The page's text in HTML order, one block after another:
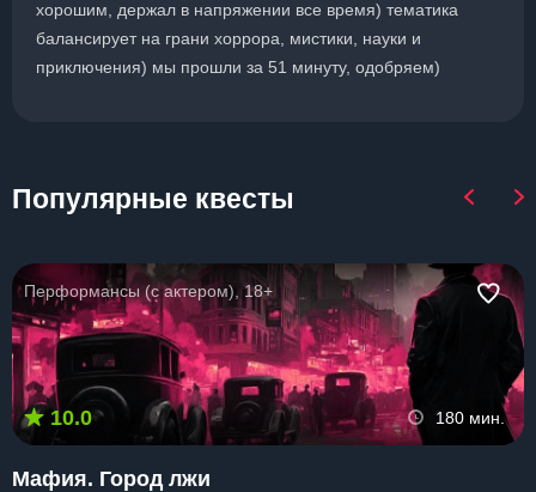
хорошим, держал в напряжении все время) тематика
балансирует на грани хоррора, мистики, науки и
приключения) мы прошли за 51 минуту, одобряем)
Популярные квесты
Перформансы (с актером), 18+
10.0 180 мин.
Мафия. Город лжи